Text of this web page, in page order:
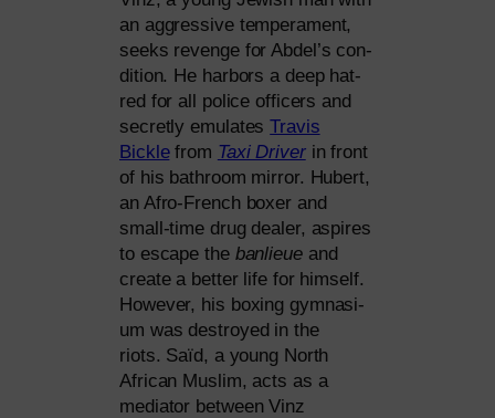
an aggres­si­ve tem­pe­ra­ment,
seeks reven­ge for Abdel’s con­
di­ti­on. He har­bors a deep hat­
red for all poli­ce offi­cers and
secret­ly emu­la­tesTravis
Bicklefrom Taxi Driverin front
of his bath­room mir­ror. Hubert,
an Afro-French boxer and
small-time drug dea­ler, aspi­res
to escape the ban­lieueand
crea­te a bet­ter life for hims­elf.
However, his boxing gym­na­si­
um was des­troy­ed in the
riots. Saïd, a young North
African Muslim, acts as a
media­tor bet­ween Vinz